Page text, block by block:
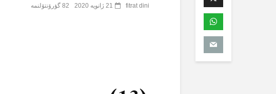
fitrat dini 21 ژانویه 2020 82 گؤرۆنتۆلنمە